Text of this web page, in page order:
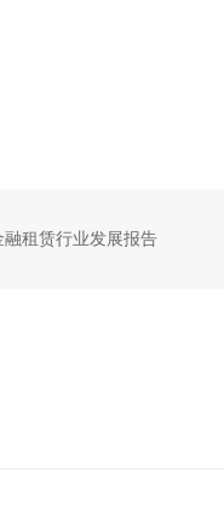
租赁行业发展报告